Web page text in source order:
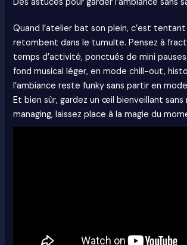
Des astuces pour garder l’ambiance sans
Quand l’atelier bat son plein, c’est
retombent dans le tumulte. Pensez à
temps d’activité, ponctués de mini
fond musical léger, en mode chill-out,
l’ambiance reste funky sans partir en
Et bien sûr, gardez un œil bienveillant sans
managing, laissez place à la magie du